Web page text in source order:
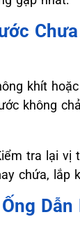
khít
không
tra lại vị
chứa, lắp
Dẫn